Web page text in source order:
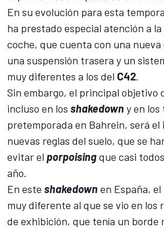
En su evolución para esta
ha prestado especial atención a
coche, que cuenta con una nueva
una suspensión trasera y un
muy diferentes a los del C42.
Sin embargo, el principal objetivo
incluso en los shakedown y en los
pretemporada en Bahrein, será el
nuevas reglas del suelo, que se
evitar el porpoisingque casi
año.
En este shakedown en España,
muy diferente al que se vio en los
de exhibición, que tenía un borde